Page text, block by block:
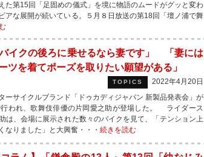
た第15回「足固めの儀式」を境に物語のムードがグッと変わ
アな展開が続いている。５月８日放送の第18回「壇ノ浦で舞
イクの後ろに乗せるなら妻です」 「妻には
ツを着てポーズを取りたい願望がある」
TOPICS
2022年4月20日
ーサイクルブランド「ドゥカディジャパン 新製品発表会」が
われ、歌舞伎俳優の片岡愛之助が登場した。 ライダース
は、会場に展示された数々のバイクを見て、「テンション上
なりました」と大興奮・・・ 続きを読む